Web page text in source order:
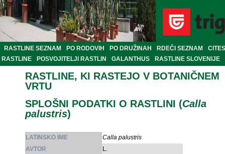
RASTLINE SEZNAM PO RODOVIH PO DRUŽINAH RDEČI SEZNAM
CITES
RASTLINE
POSVOJITELJI RASTLIN GALANTHUS RASTLINE SLOVENIJE
RASTLINE, KI RASTEJO V BOTANIČNEM
VRTU
SPLOŠNI PODATKI O RASTLINI (Calla
palustris)
LATINSKO IME
Calla palustris
AVTOR
L.